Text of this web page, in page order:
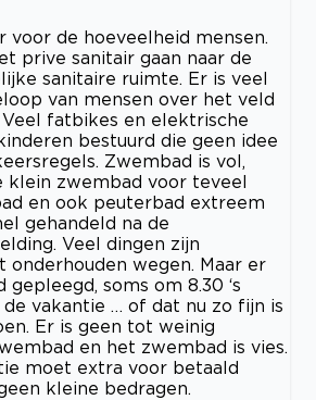
voor de hoeveelheid mensen.
prive sanitair gaan naar de
sanitaire ruimte. Er is veel
van mensen over het veld
fatbikes en elektrische
bestuurd die geen idee
Zwembad is vol,
klein zwembad voor teveel
en ook peuterbad extreem
gehandeld na de
Veel dingen zijn
onderhouden wegen. Maar er
soms om 8.30 ‘s
vakantie … of dat nu zo fijn is
Er is geen tot weinig
en het zwembad is vies.
moet extra voor betaald
kleine bedragen.